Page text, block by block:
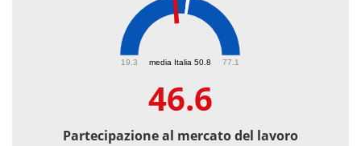
media Italia 50.8
19.3 77.1
46.6
Partecipazione al mercato del lavoro